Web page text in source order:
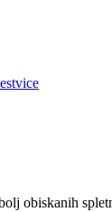
obiskanih